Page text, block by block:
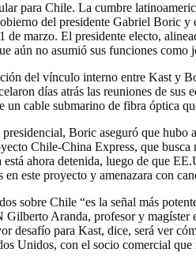
para Chile. La cumbre
del presidente Gabriel Boric y
de marzo. El presidente electo,
aún no asumió sus funciones como
del vínculo interno entre Kast y
días atrás las reuniones de sus
un cable submarino de fibra óptica
Boric aseguró que hubo
Chile-China Express, que busca
ahora detenida, luego de que
este proyecto y amenazara con
sobre Chile “es la señal más
Aranda, profesor y magíster
desafío para Kast, dice, será ver
Unidos, con el socio comercial